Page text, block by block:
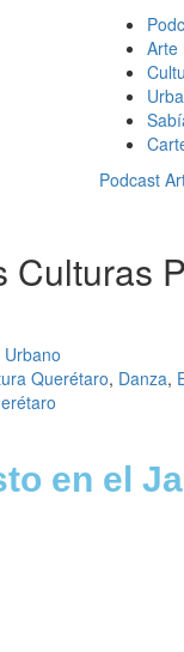
Arte
Podcast
Culturas
Urbano
Querétaro, Danza,
en el